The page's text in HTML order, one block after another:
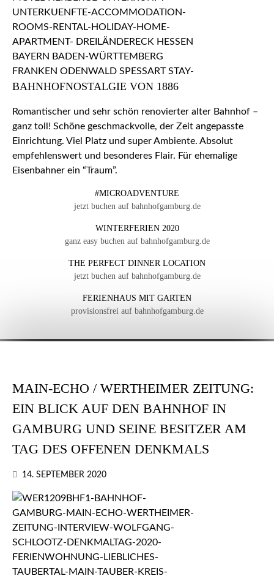
BAHNHOFNOSTALGIE VON 1886
Romantischer und sehr schön renovierter alter Bahnhof –
ganz toll! Schöne geschmackvolle, der Zeit angepasste
Einrichtung. Viel Platz und super Ambiente. Absolut
empfehlenswert und besonderes Flair. Für ehemalige
Eisenbahner ein “Traum”.
#MICROADVENTURE
jetzt buchen auf bahnhofgamburg.de
WINTERFERIEN 2020
ganz easy buchen auf bahnhofgamburg.de
THE PERFECT DINNER LOCATION
jetzt buchen auf bahnhofgamburg.de
FERIENHAUS MIT GARTEN
provisionsfrei auf bahnhofgamburg.de
MAIN-ECHO / WERTHEIMER ZEITUNG:
EIN BLICK AUF DEN BAHNHOF IN
GAMBURG UND SEINE BESITZER AM
TAG DES OFFENEN DENKMALS
14. SEPTEMBER 2020